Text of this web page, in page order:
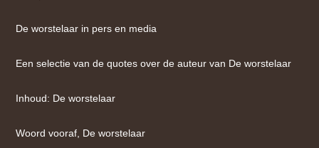
De worstelaar in pers en media
Een selectie van de quotes over de auteur van De worstelaar
Inhoud: De worstelaar
Woord vooraf, De worstelaar